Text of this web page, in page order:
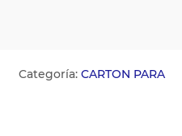
Categoría: CARTON PARA